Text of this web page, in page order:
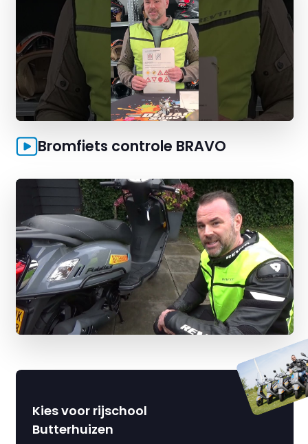
Bromfiets controle BRAVO
Kies voor rijschool
Butterhuizen